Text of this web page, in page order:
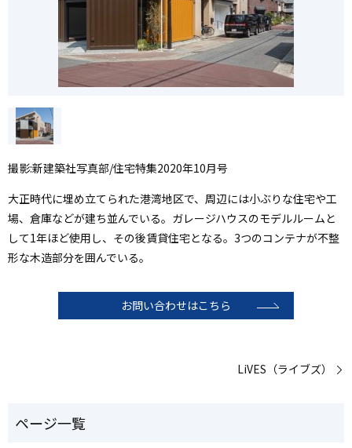
撮影:新建築社写真部/住宅特集2020年10月号
大正時代に埋め立てられた港湾地区で、周辺には小ぶりな住宅や工
場、倉庫などが建ち並んでいる。ガレージハウスのモデルルームと
して1年ほど使用し、その後賃貸住宅となる。3つのコンテナが不整
形な木造部分を囲んでいる。
お問い合わせはこちら
LiVES（ライブズ）